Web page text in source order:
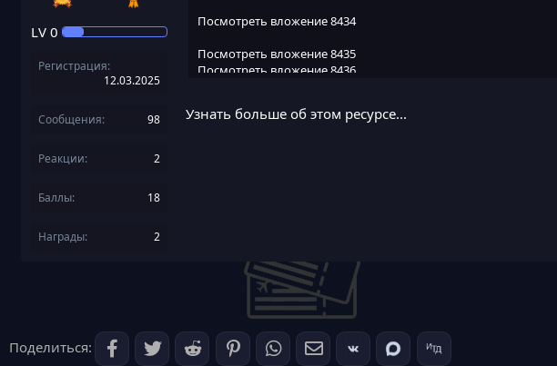
LV 0
Регистрация
12.03.2025
Сообщения 98
Реакции 2
Баллы 18
Награды 2
Посмотреть вложение 8434
Посмотреть вложение 8435
Посмотреть вложение 8436
Посмотреть вложение 8439
Узнать больше об этом ресурсе...
Поделиться: